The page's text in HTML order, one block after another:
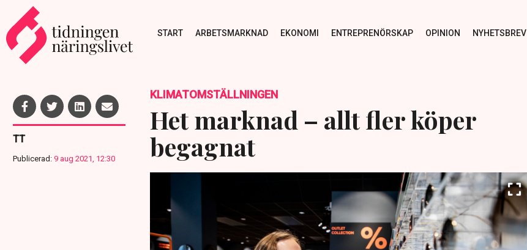
START ARBETSMARKNAD EKONOMI ENTREPRENÖRSKAP OPINION NYHETSBREV
TT
Publicerad: 9 aug 2021, 12:30
KLIMATOMSTÄLLNINGEN
Het marknad – allt fler köper
begagnat